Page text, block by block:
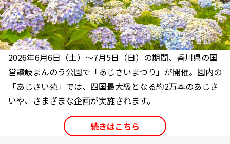
2026年6月6日（土）～7月5日（日）の期間、香川県の国
営讃岐まんのう公園で「あじさいまつり」が開催。園内の
「あじさい苑」では、四国最大級となる約2万本のあじさ
いや、さまざまな企画が実施されます。
続きはこちら